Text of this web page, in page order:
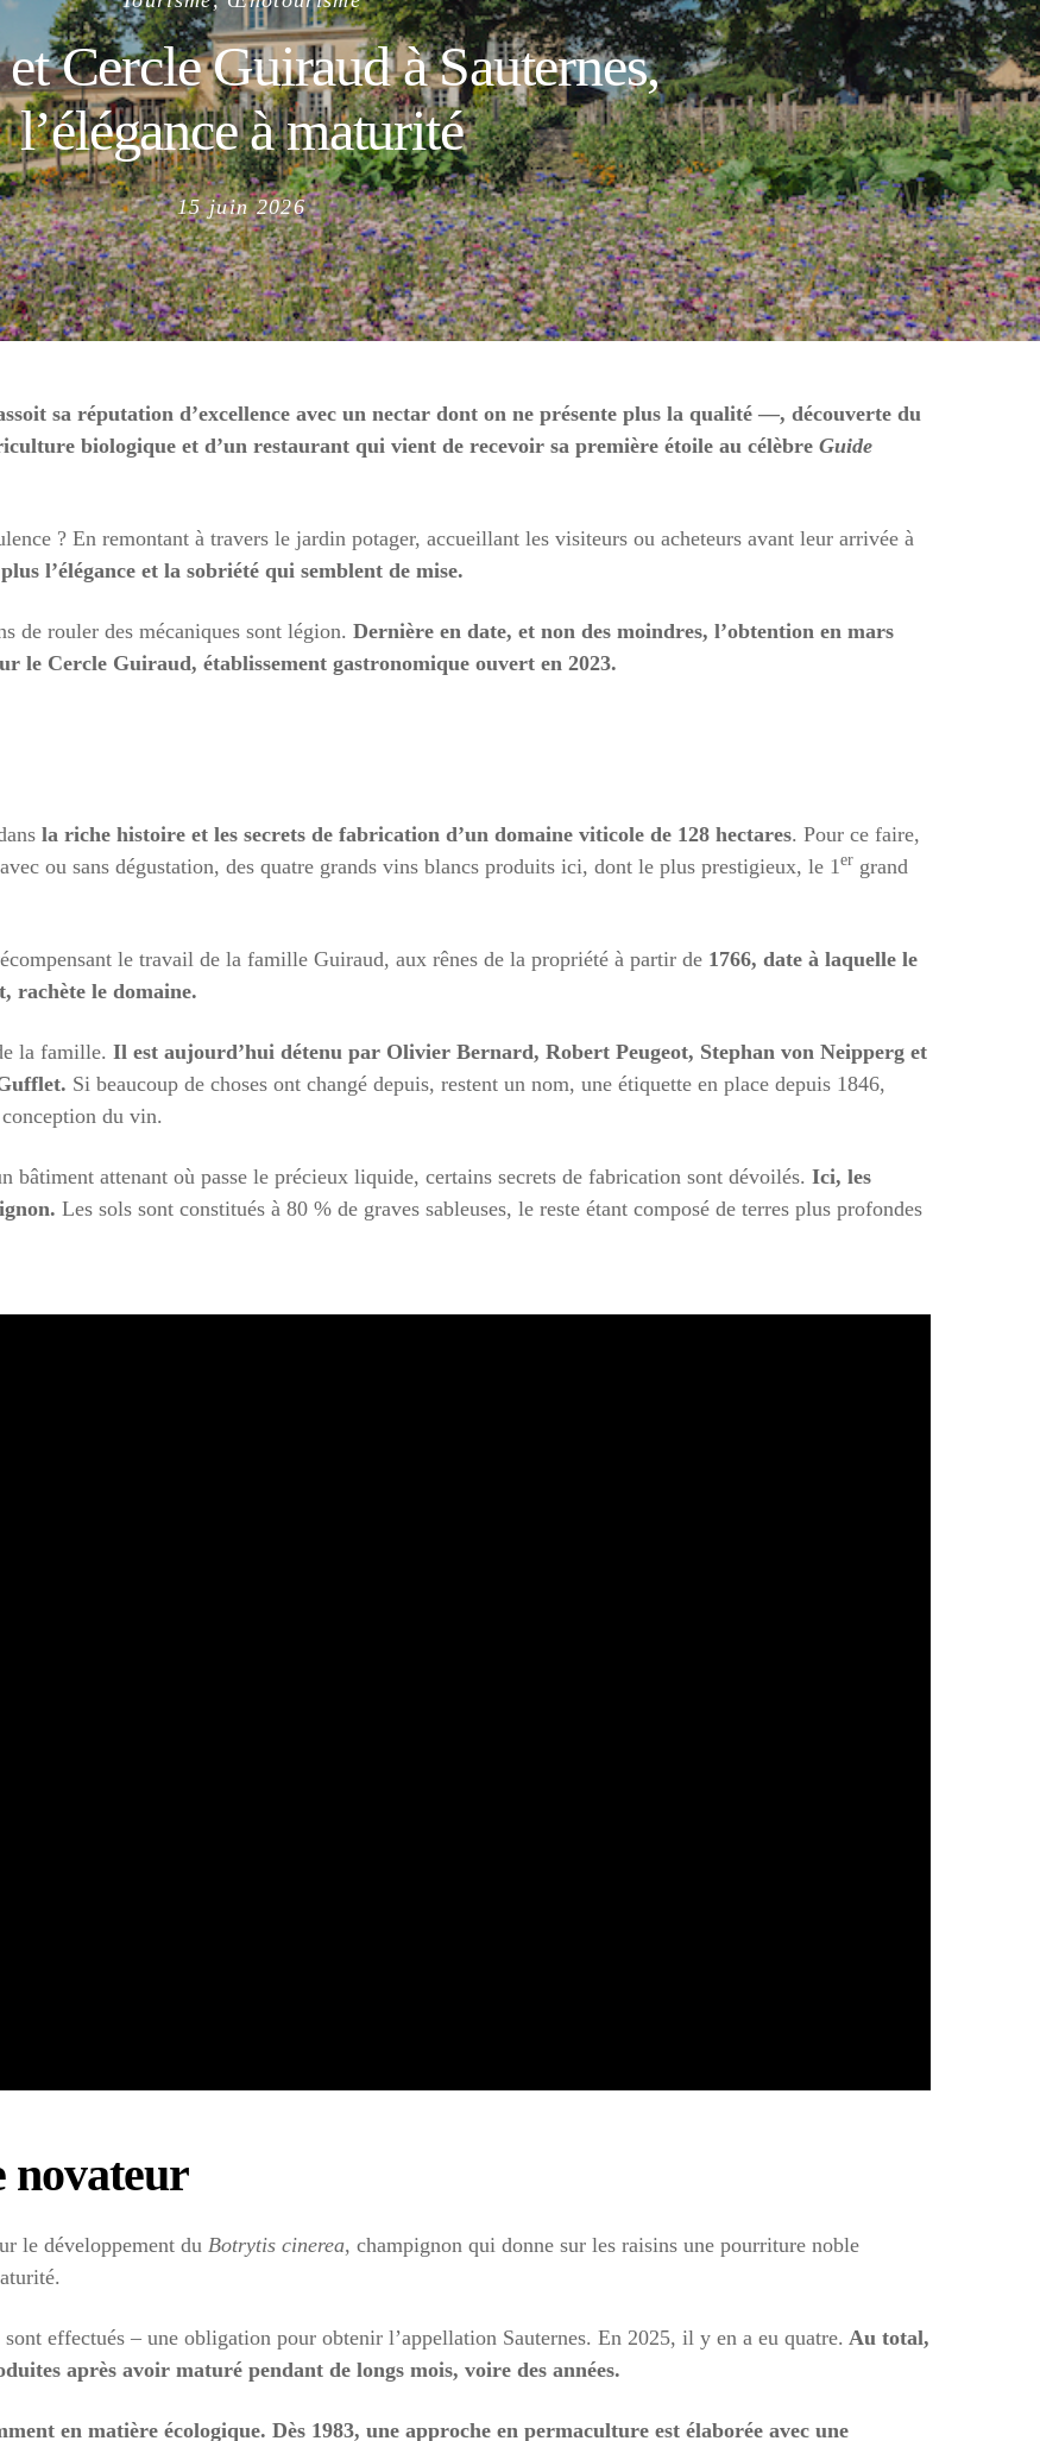
Cercle Guiraud à Sauternes,
l’élégance à maturité
Posted
on
15 juin 2026
sa réputation d’excellence avec un nectar dont on ne présente plus la qualité —, découverte du
biologique et d’un restaurant qui vient de recevoir sa première étoile au célèbre Guide
? En remontant à travers le jardin potager, accueillant les visiteurs ou acheteurs avant leur arrivée à
l’élégance et la sobriété qui semblent de mise.
de rouler des mécaniques sont légion. Dernière en date, et non des moindres, l’obtention en mars
le Cercle Guiraud, établissement gastronomique ouvert en 2023.
la riche histoire et les secrets de fabrication d’un domaine viticole de 128 hectares. Pour ce faire,
ou sans dégustation, des quatre grands vins blancs produits ici, dont le plus prestigieux, le 1er grand
le travail de la famille Guiraud, aux rênes de la propriété à partir de 1766, date à laquelle le
rachète le domaine.
la famille. Il est aujourd’hui détenu par Olivier Bernard, Robert Peugeot, Stephan von Neipperg et
Si beaucoup de choses ont changé depuis, restent un nom, une étiquette en place depuis 1846,
du vin.
bâtiment attenant où passe le précieux liquide, certains secrets de fabrication sont dévoilés. Ici, les
Les sols sont constitués à 80 % de graves sableuses, le reste étant composé de terres plus profondes
novateur
le développement du Botrytis cinerea, champignon qui donne sur les raisins une pourriture noble
effectués – une obligation pour obtenir l’appellation Sauternes. En 2025, il y en a eu quatre. Au total,
après avoir maturé pendant de longs mois, voire des années.
en matière écologique. Dès 1983, une approche en permaculture est élaborée avec une